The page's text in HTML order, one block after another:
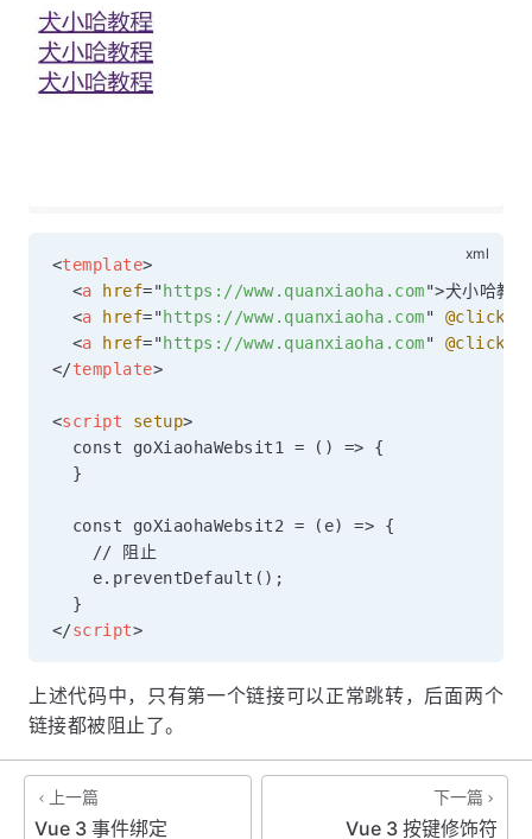
<template>
<a href="https://www.quanxiaoha.com">犬小哈教程
<a href="https://www.quanxiaoha.com"
<a href="https://www.quanxiaoha.com" @click
</template>
<script setup>
  const goXiaohaWebsit1 = () => {
  }
  const goXiaohaWebsit2 = (e) => {
    // 阻止
    e.preventDefault();
</script>
上述代码中，只有第一个链接可以正常跳转，后面两个
链接都被阻止了。
上一篇
Vue 3 事件绑定
下一篇
Vue 3 按键修饰符